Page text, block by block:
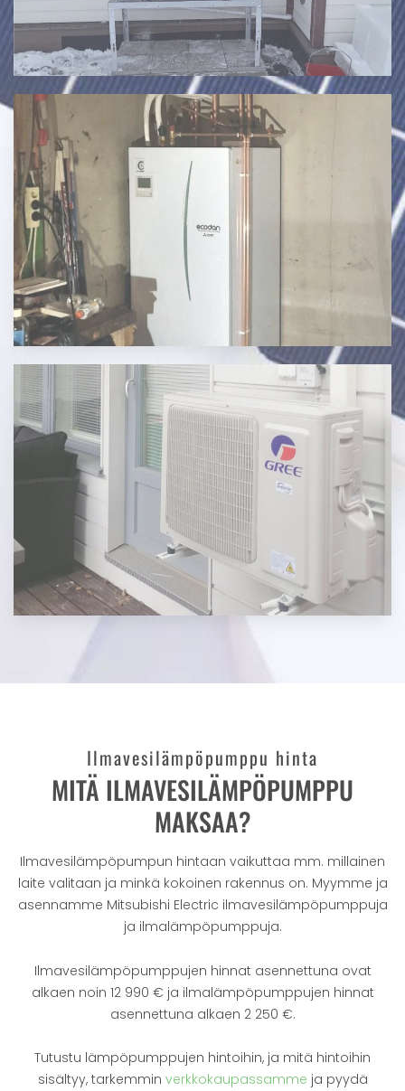
Ilmavesilämpöpumppu hinta
MITÄ ILMAVESILÄMPÖPUMPPU
MAKSAA?
Ilmavesilämpöpumpun hintaan vaikuttaa mm. millainen
laite valitaan ja minkä kokoinen rakennus on. Myymme ja
asennamme Mitsubishi Electric ilmavesilämpöpumppuja
ja ilmalämpöpumppuja.
Ilmavesilämpöpumppujen hinnat asennettuna ovat
alkaen noin 12 990 € ja ilmalämpöpumppujen hinnat
asennettuna alkaen 2 250 €.
Tutustu lämpöpumppujen hintoihin, ja mitä hintoihin
sisältyy, tarkemmin verkkokaupassamme ja pyydä